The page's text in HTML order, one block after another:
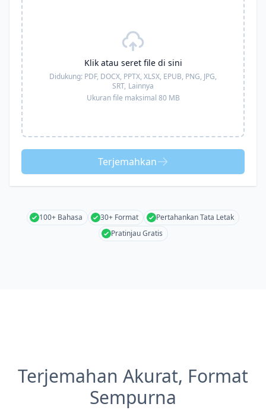
Klik atau seret file di sini
Didukung: PDF, DOCX, PPTX, XLSX, EPUB, PNG, JPG,
SRT, Lainnya
Ukuran file maksimal 80 MB
Terjemahkan
100+ Bahasa 30+ Format
Pertahankan Tata Letak
Pratinjau Gratis
Terjemahan Akurat, Format
Sempurna